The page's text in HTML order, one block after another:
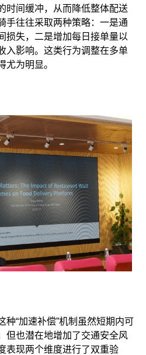
时间缓冲，从而降低整体配送
手往往采取两种策略：一是通
损失，二是增加每日接单量以
入影响。这类行为调整在多单
尤为明显。
种“加速补偿”机制虽然短期内可
但也潜在地增加了交通安全风
表现两个维度进行了双重验